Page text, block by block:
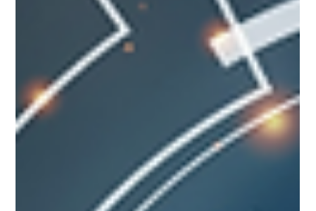
Spolujízda: nejrychlejší cesta k rozvoji
obchodníka i firmy
Když ve firmách mluvíme o „spolujízdě“, většina lidí si představí
jednoduchou věc: sednout do auta a sledovat obchodníka při
práci.Nezbývá nám, než vás vyvést z omylu, protože realita
WSU je úplně jinde. Spolujízda je jeden z nejkomplexnějších a
nejpravdivějších nástrojů pro rozvoj obchodníků i celé firmy,
který vám můžeme nabídnout.A kdo ji zažil, ten ví, že během
jednoho jediného dne se ukáže víc než na 10 schůzkách v
kanceláři. „Po poledni padá maska – po obědě už nikomu n